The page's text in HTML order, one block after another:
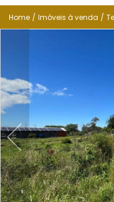
Financiamento
Negocie seu imóvel
Imóveis
Contato
Home / Imóveis à venda /